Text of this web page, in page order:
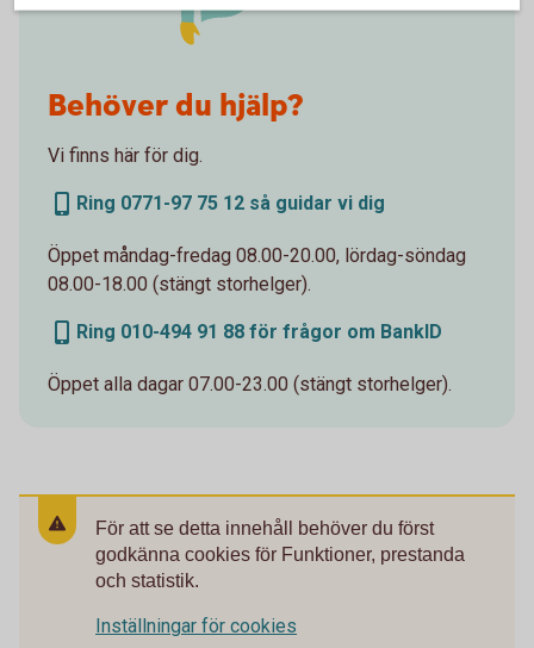
Behöver du hjälp?
Vi finns här för dig.
Ring 0771-97 75 12 så guidar vi dig
Öppet måndag-fredag 08.00-20.00, lördag-söndag
08.00-18.00 (stängt storhelger).
Ring 010-494 91 88 för frågor om BankID
Öppet alla dagar 07.00-23.00 (stängt storhelger).
För att se detta innehåll behöver du först
godkänna cookies för Funktioner, prestanda
och statistik.
Inställningar för cookies